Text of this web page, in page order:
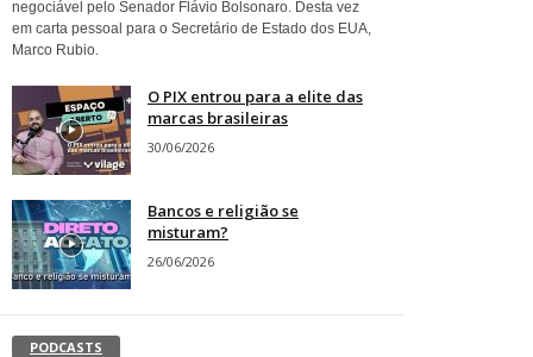
negociável pelo Senador Flávio Bolsonaro. Desta vez
em carta pessoal para o Secretário de Estado dos EUA,
Marco Rubio.
O PIX entrou para a elite das
marcas brasileiras
30/06/2026
Bancos e religião se
misturam?
26/06/2026
PODCASTS